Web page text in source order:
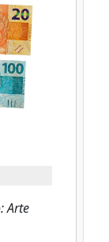
Arte